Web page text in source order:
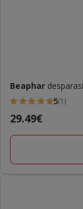
Beaphar
5
estrelas
com
avaliações
5(1)
Preço
29.49€
29.49€